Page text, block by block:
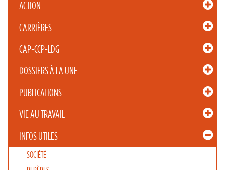
ACTION
CARRIÈRES
CAP-CCP-LDG
DOSSIERS À LA UNE
PUBLICATIONS
VIE AU TRAVAIL
INFOS UTILES
SOCIÉTÉ